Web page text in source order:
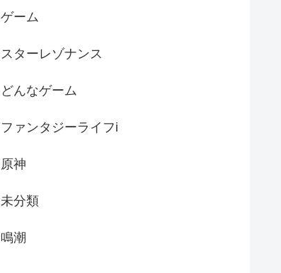
ゲーム
スターレゾナンス
どんなゲーム
ファンタジーライフi
原神
未分類
鳴潮